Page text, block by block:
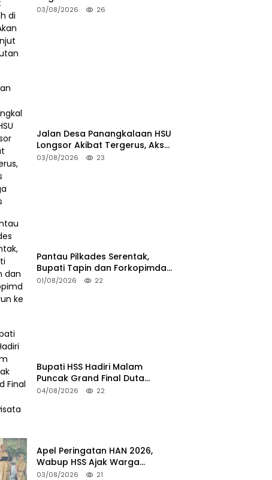
Tanah di HSS Akan Berlanjut
03/08/2026 26
Jalan Desa Panangkalaan HSU
Longsor Akibat Tergerus, Akses
Warga Putus
03/08/2026 23
Pantau Pilkades Serentak,
Bupati Tapin dan Forkopimda
Turun ke TPS
01/08/2026 22
Bupati HSS Hadiri Malam
Puncak Grand Final Duta
Pariwisata 2026
04/08/2026 22
Apel Peringatan HAN 2026,
Wabup HSS Ajak Warga
Wujudkan Lingkungan Ramah
03/08/2026 21